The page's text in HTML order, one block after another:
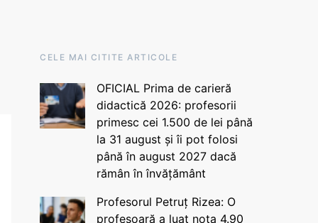
CELE MAI CITITE ARTICOLE
OFICIAL Prima de carieră
didactică 2026: profesorii
primesc cei 1.500 de lei până
la 31 august și îi pot folosi
până în august 2027 dacă
rămân în învățământ
Profesorul Petruț Rizea: O
profesoară a luat nota 4.90